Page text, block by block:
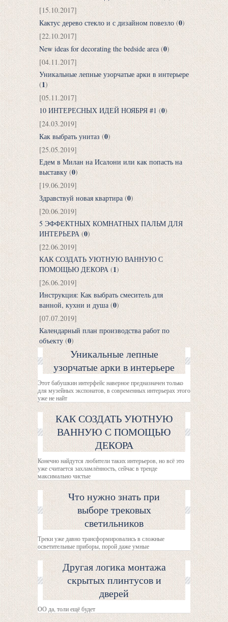
[15.10.2017]
Кактус дерево стекло и с дизайном повезло (0)
[22.10.2017]
New ideas for decorating the bedside area (0)
[04.11.2017]
Уникальные лепные узорчатые арки в интерьере
(1)
[05.11.2017]
10 ИНТЕРЕСНЫХ ИДЕЙ НОЯБРЯ #1 (0)
[24.03.2019]
Как выбрать унитаз (0)
[25.05.2019]
Едем в Милан на Исалони или как попасть на
выставку (0)
[19.06.2019]
Здравствуй новая квартира (0)
[20.06.2019]
5 ЭФФЕКТНЫХ КОМНАТНЫХ ПАЛЬМ ДЛЯ
ИНТЕРЬЕРА (0)
[22.06.2019]
КАК СОЗДАТЬ УЮТНУЮ ВАННУЮ С
ПОМОЩЬЮ ДЕКОРА (1)
[26.06.2019]
Инструкция: Как выбрать смеситель для
ванной, кухни и душа (0)
[07.07.2019]
Календарный план производства работ по
объекту (0)
Уникальные лепные
узорчатые арки в интерьере
Этот бабушкин интерфейс наверное предназначен только
для музейных экспонатов, в современных интерьерах этого
уже не найт
КАК СОЗДАТЬ УЮТНУЮ
ВАННУЮ С ПОМОЩЬЮ
ДЕКОРА
Конечно найдутся любители таких интерьеров, но всё это
уже считается захламлённость, сейчас в тренде
максимально чистые
Что нужно знать при
выборе трековых
светильников
Треки уже давно трансформировались в сложные
осветительные приборы, порой даже умные
Другая логика монтажа
скрытых плинтусов и
дверей
ОО да, толи ещё будет